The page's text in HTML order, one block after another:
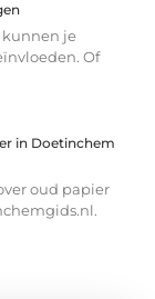
je
Of
in Doetinchem
oud papier